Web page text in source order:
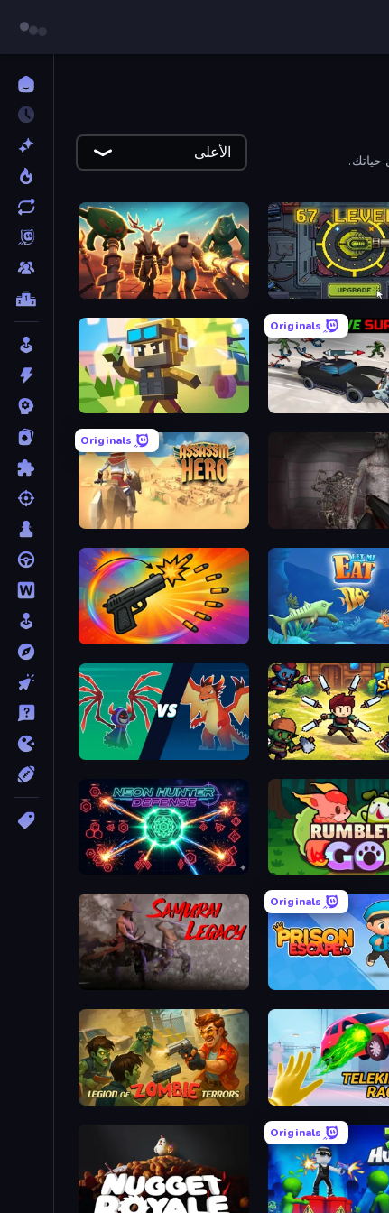
حياتك. الأعلى
Horde Crusher
Originals
Zombie
Pixel Shooter
Originals
Assassin Hero
Let Me Eat: Big Fish Eat Smaller
Chair Force Buzz
Monster Battle
Neon Hunter Defense
Originals
Samurai Legacy
Legion of Zombie Terrors
Originals